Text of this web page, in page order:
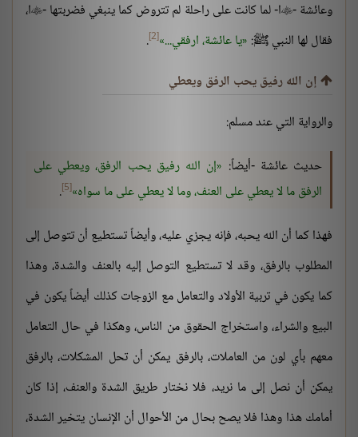
وعائشة -ا- لما كانت على راحلة لم تتروض كما ينبغي فضربتها -ا،
فقال لها النبي ﷺ: يا عائشة، ارفقي... [2]
.
إن الله رفيق يحب الرفق ويعطي
والرواية التي عند مسلم:
حديث عائشة -أيضاً: إن الله رفيق يحب الرفق، ويعطي على
الرفق ما لا يعطي على العنف، وما لا يعطي على ما سواه [5]
.
فهذا كما أن الله يحبه، فإنه يجزي عليه، وأيضاً تستطيع أن تتوصل إلى
المطلوب بالرفق، وقد لا تستطيع التوصل إليه بالعنف والشدة، وهذا
كما يكون في تربية الأولاد والتعامل مع الزوجات كذلك أيضاً يكون في
البيع والشراء، واستخراج الحقوق من الناس، وهكذا في حال التعامل
معهم بأي لون من العاملات، بالرفق يمكن أن تحل المشكلات، بالرفق
يمكن أن نصل إلى ما نريد، فلا نختار طريق الشدة والعنف، إذا كان
أمامك هذا وهذا فلا يصح بحال من الأحوال أن الإنسان يتخير الشدة،